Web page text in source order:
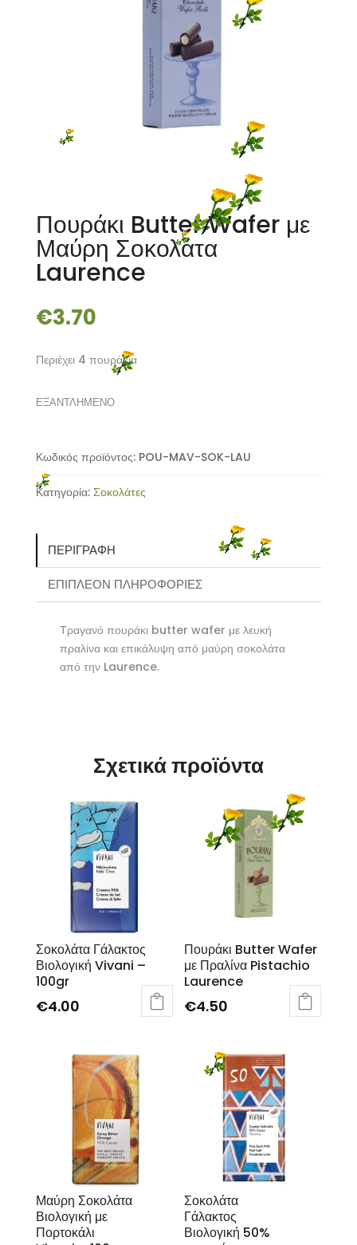
Πουράκι Butter Wafer με
Μαύρη Σοκολάτα
Laurence
€3.70
Περιέχει 4 πουράκια
ΕΞΑΝΤΛΗΜΕΝΟ
Κωδικός προϊόντος: POU-MAV-SOK-LAU
Κατηγορία: Σοκολάτες
ΠΕΡΙΓΡΑΦΉ
ΕΠΙΠΛΈΟΝ ΠΛΗΡΟΦΟΡΊΕΣ
Τραγανό πουράκι butter wafer με λευκή
πραλίνα και επικάλυψη από μαύρη σοκολάτα
από την Laurence.
Σχετικά προϊόντα
Σοκολάτα Γάλακτος
Βιολογική Vivani –
100gr
€4.00
Πουράκι Butter Wafer
με Πραλίνα Pistachio
Laurence
€4.50
Μαύρη Σοκολάτα
Βιολογική με
Πορτοκάλι
Σοκολάτα
Γάλακτος
Βιολογική 50%